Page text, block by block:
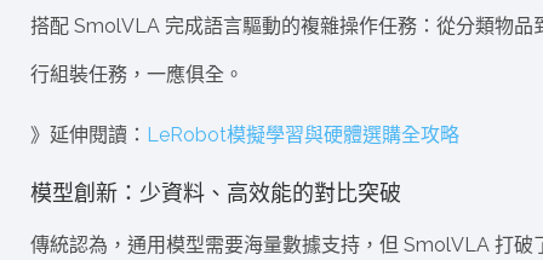
搭配 SmolVLA 完成語言驅動的複雜操作任務：從分類物品
行組裝任務，一應俱全。
》延伸閱讀： LeRobot模擬學習與硬體選購全攻略
模型創新：少資料、高效能的對比突破
傳統認為，通用模型需要海量數據支持，但 SmolVLA 打破